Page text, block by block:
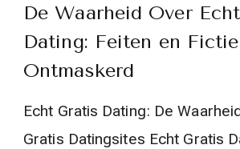
De Waarheid Over
Dating: Feiten en Fictie
Ontmaskerd
Echt Gratis Dating: De
Gratis Datingsites Echt Gratis